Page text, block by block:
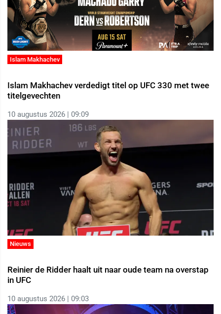
Islam Makhachev
Islam Makhachev verdedigt titel op UFC 330 met twee
titelgevechten
10 augustus 2026 | 09:09
Nieuws
Reinier de Ridder haalt uit naar oude team na overstap
in UFC
10 augustus 2026 | 09:03